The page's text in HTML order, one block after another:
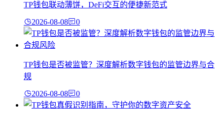
TP钱包联动薄饼，DeFi交互的便捷新范式
2026-08-08 0
TP钱包是否被监管？深度解析数字钱包的监管边界与合
规
2026-08-08 0